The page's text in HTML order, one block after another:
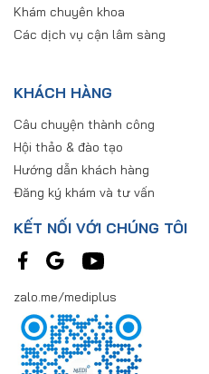
Khám chuyên khoa
Các dịch vụ cận lâm sàng
KHÁCH HÀNG
Câu chuyện thành công
Hội thảo & đào tạo
Hướng dẫn khách hàng
Đăng ký khám và tư vấn
KẾT NỐI VỚI CHÚNG TÔI
zalo.me/mediplus